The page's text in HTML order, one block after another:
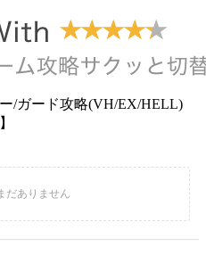
/ガード攻略(VH/EX/HELL)